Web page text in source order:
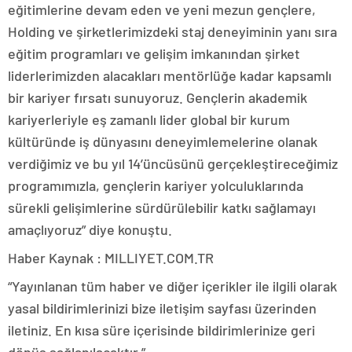
eğitimlerine devam eden ve yeni mezun gençlere,
Holding ve şirketlerimizdeki staj deneyiminin yanı sıra
eğitim programları ve gelişim imkanından şirket
liderlerimizden alacakları mentörlüğe kadar kapsamlı
bir kariyer fırsatı sunuyoruz. Gençlerin akademik
kariyerleriyle eş zamanlı lider global bir kurum
kültüründe iş dünyasını deneyimlemelerine olanak
verdiğimiz ve bu yıl 14’üncüsünü gerçekleştireceğimiz
programımızla, gençlerin kariyer yolculuklarında
sürekli gelişimlerine sürdürülebilir katkı sağlamayı
amaçlıyoruz” diye konuştu.
Haber Kaynak : MILLIYET.COM.TR
“Yayınlanan tüm haber ve diğer içerikler ile ilgili olarak
yasal bildirimlerinizi bize iletişim sayfası üzerinden
iletiniz. En kısa süre içerisinde bildirimlerinize geri